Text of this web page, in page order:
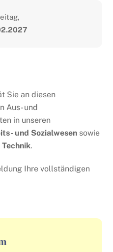
Sie an diesen
Aus- und
in unseren
und Sozialwesen sowie
.
Ihre vollständigen